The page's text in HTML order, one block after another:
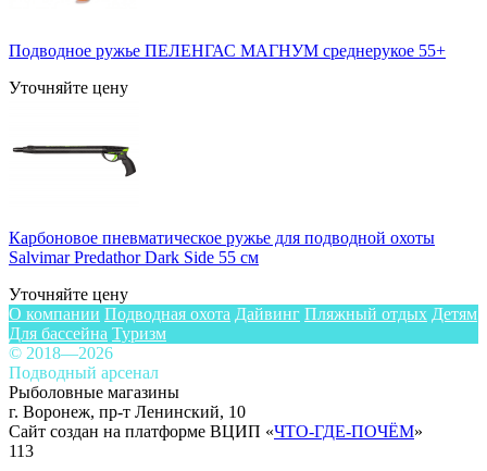
Подводное ружье ПЕЛЕНГАС МАГНУМ среднерукое 55+
Уточняйте цену
Карбоновое пневматическое ружье для подводной охоты
Salvimar Predathor Dark Side 55 см
Уточняйте цену
О компании Подводная охота Дайвинг Пляжный отдых Детям
Для бассейна Туризм
© 2018—2026
Подводный арсенал
Рыболовные магазины
г. Воронеж, пр-т Ленинский, 10
Сайт создан на платформе ВЦИП «ЧТО-ГДЕ-ПОЧЁМ»
113